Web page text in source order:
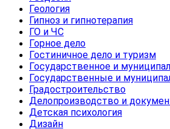
Геология
Гипноз и гипнотерапия
ГО и ЧС
Горное дело
Гостиничное дело и туризм
Государственное и
Государственные и
Градостроительство
Делопроизводство и
Детская психология
Дизайн